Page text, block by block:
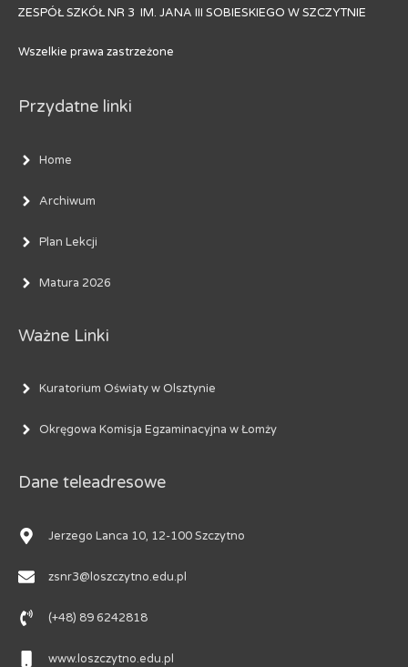
ZESPÓŁ SZKÓŁ NR 3 IM. JANA III SOBIESKIEGO W SZCZYTNIE
Wszelkie prawa zastrzeżone
Przydatne linki
Home
Archiwum
Plan Lekcji
Matura 2026
Ważne Linki
Kuratorium Oświaty w Olsztynie
Okręgowa Komisja Egzaminacyjna w Łomży
Dane teleadresowe
Jerzego Lanca 10, 12-100 Szczytno
zsnr3@loszczytno.edu.pl
(+48) 89 6242818
www.loszczytno.edu.pl